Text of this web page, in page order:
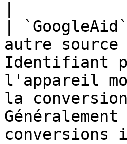
|
autre
Identifiant
l'appareil
la
conversions